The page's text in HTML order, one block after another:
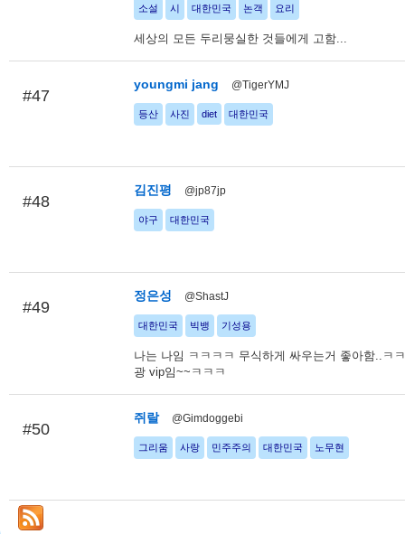
소설 시 대한민국 논객 요리
세상의 모든 두리뭉실한 것들에게 고함...
#47
youngmi jang @TigerYMJ
등산 사진 diet 대한민국
#48
김진평 @jp87jp
야구 대한민국
#49
정은성 @ShastJ
대한민국 빅뱅 기성용
나는 나임 ㅋㅋㅋㅋ 무식하게 싸우는거 좋아함..ㅋ
광 vip임~~ㅋㅋㅋ
#50
쥐랄 @Gimdoggebi
그리움 사랑 민주주의 대한민국 노무현